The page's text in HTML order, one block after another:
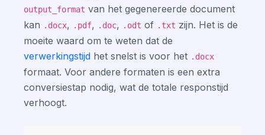
output_format van het gegenereerde document
kan .docx, .pdf, .doc, .odt of .txt zijn. Het is de
moeite waard om te weten dat de
verwerkingstijd het snelst is voor het .docx
formaat. Voor andere formaten is een extra
conversiestap nodig, wat de totale responstijd
verhoogt.